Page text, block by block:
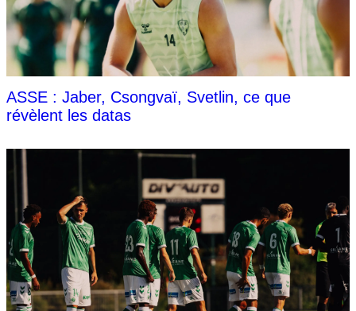
ASSE : Jaber, Csongvaï, Svetlin, ce que
révèlent les datas